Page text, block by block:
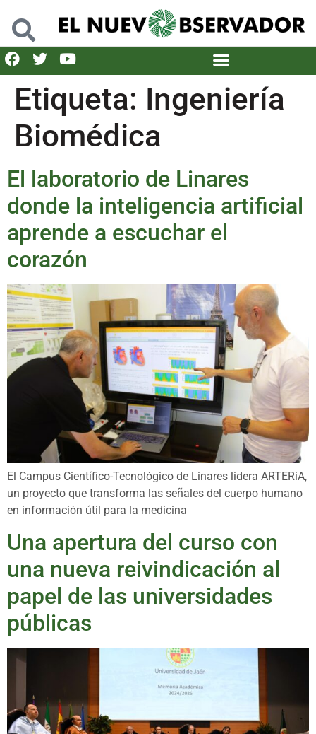
Etiqueta: Ingeniería
Biomédica
El laboratorio de Linares
donde la inteligencia artificial
aprende a escuchar el
corazón
El Campus Científico-Tecnológico de Linares lidera ARTERiA,
un proyecto que transforma las señales del cuerpo humano
en información útil para la medicina
Una apertura del curso con
una nueva reivindicación al
papel de las universidades
públicas